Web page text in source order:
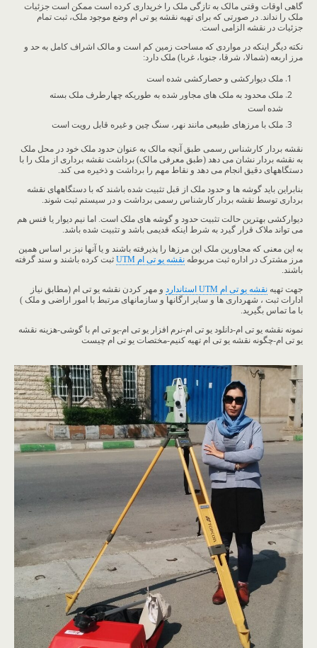
گاهی اوقات وقتی مالک به تازگی ملک را خریداری کرده است ممکن است جزئیات
ملک را نداند. در صورتی که برای تهیه نقشه یو تی ام وضع موجود ملک، ثبت تمام
جزئیات در نقشه الزامی است.
نکته دیگر اینکه در مواردی که مساحت زمین کم است و مالک اشراف کامل به حد و
مرز اربعه (شمالا، شرقا، جنوبا، غربا) ملک دارد:
ملک دیوارکشی و حصارکشی شده است
ملک محدود به ملک های مجاور شده به طوریکه چهارطرف ملک بسته
شده است
ملک با مرزهای طبیعی مانند نهر، سنگ چین و غیره قابل رویت است
نقشه بردار کارشناس رسمی طبق آنچه مالک به عنوان حدود ملک خود در محل ملک
به نقشه بردار نشان می دهد (طبق معرفی مالک) برداشت نقشه برداری از ملک را با
دستگاههای دقیق انجام می دهد و نقاط مهم را برداشت و ذخیره می کند.
بنابراین باید گوشه ها و حدود ملک از قبل تثبیت شده باشند که با دستگاههای نقشه
برداری توسط نقشه بردار کارشناس رسمی برداشت و در سیستم ثبت شوند.
دیوارکشی بهترین حالت تثبیت حدود و گوشه های ملک است. اما نیم دیوار یا فنس هم
می تواند ملاک قرار گیرد به شرط اینکه قدیمی باشد و تثبیت شده باشد.
به این معنی که مجاورین ملک این مرزها را پذیرفته باشند و یا آنها نیز بر اساس همین
مرز مشترک در اداره ثبت مربوطه نقشه یو تی ام UTM
ثبت کرده باشند و سند گرفته
باشند.
جهت تهیه نقشه یو تی ام UTM استاندارد
و مهر کردن نقشه یو تی ام (مطابق نیاز
ادارات ثبت ، شهرداری ها و سایر ارگانها و سازمانهای مرتبط با امور اراضی و ملک )
با ما تماس بگیرید.
نمونه نقشه یو تی ام-دانلود یو تی ام-نرم افزار یو تی ام-یو تی ام با گوشی-هزینه نقشه
یو تی ام-چگونه نقشه یو تی ام تهیه کنیم-مختصات یو تی ام چیست